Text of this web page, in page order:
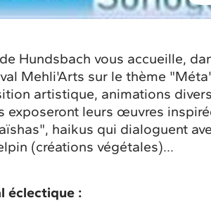
Hundsbach vous accueille,
Mehli'Arts sur le thème
artistique, animations
exposeront leurs œuvres
haikus qui dialoguent
(créations végétales)...
éclectique :